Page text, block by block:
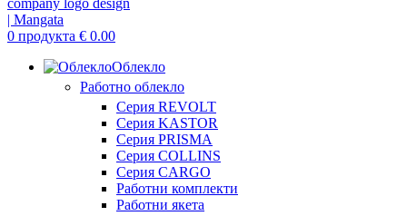
0 продукта € 0.00
Облекло
Работно облекло
Серия REVOLT
Серия KASTOR
Серия PRISMA
Серия COLLINS
Серия CARGO
Работни комплекти
Работни якета